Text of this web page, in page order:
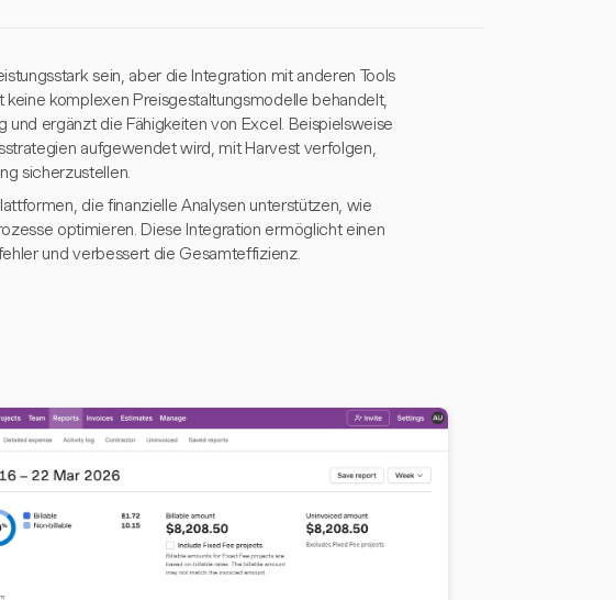
sein, aber die Integration mit anderen Tools
komplexen Preisgestaltungsmodelle behandelt,
ergänzt die Fähigkeiten von Excel. Beispielsweise
aufgewendet wird, mit Harvest verfolgen,
sicherzustellen.
die finanzielle Analysen unterstützen, wie
optimieren. Diese Integration ermöglicht einen
und verbessert die Gesamteffizienz.